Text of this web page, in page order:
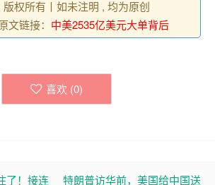
版权所有丨如未注明 , 均为原创
文链接： 中美2535亿美元大单背后
喜欢 (0)
了！接连
特朗普访华前，美国给中国送